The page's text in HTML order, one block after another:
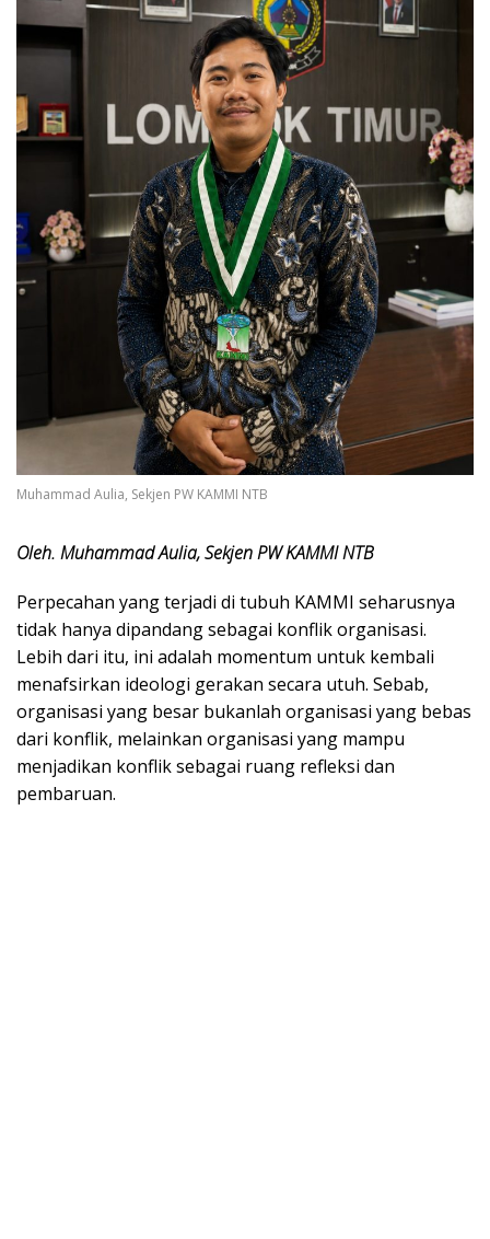
Muhammad Aulia, Sekjen PW KAMMI NTB
Oleh. Muhammad Aulia, Sekjen PW KAMMI NTB
Perpecahan yang terjadi di tubuh KAMMI seharusnya
tidak hanya dipandang sebagai konflik organisasi.
Lebih dari itu, ini adalah momentum untuk kembali
menafsirkan ideologi gerakan secara utuh. Sebab,
organisasi yang besar bukanlah organisasi yang bebas
dari konflik, melainkan organisasi yang mampu
menjadikan konflik sebagai ruang refleksi dan
pembaruan.